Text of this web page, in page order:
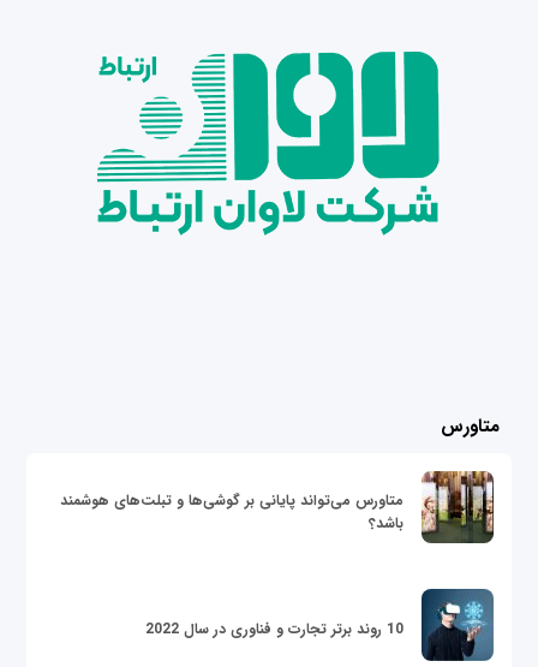
متاورس
متاورس می‌تواند پایانی بر گوشی‌ها و تبلت‌های هوشمند
باشد؟
10 روند برتر تجارت و فناوری در سال 2022